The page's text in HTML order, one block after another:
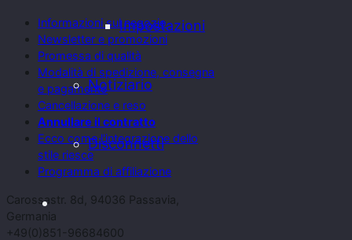
Impostazioni
Notiziario
Disconnetti
Informazioni sul negozio
Newsletter e promozioni
Promessa di qualità
Modalità di spedizione, consegna
e pagamento
Cancellazione e reso
Annullare il contratto
Ecco come l'integrazione dello
stile riesce
Programma di affiliazione
Carossastr. 8d, 94036 Passavia,
Germania
+49(0)851-96684600